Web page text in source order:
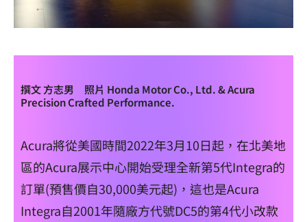
撰文 方志男 照片 Honda Motor Co., Ltd. & Acura
Precision Crafted Performance.
Acura將從美國時間2022年3月10日起，在北美地
區的Acura展示中心開始受理全新第5代Integra的
訂單(預售價自30,000美元起)，這也是Acura
Integra自2001年隨廠方代號DC5的第4代小改款